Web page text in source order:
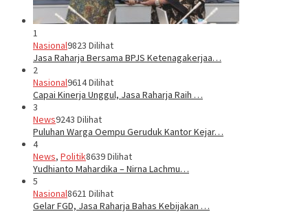
1
Nasional9823 Dilihat
Jasa Raharja Bersama BPJS Ketenagakerjaa…
2
Nasional9614 Dilihat
Capai Kinerja Unggul, Jasa Raharja Raih …
3
News9243 Dilihat
Puluhan Warga Oempu Geruduk Kantor Kejar…
4
News, Politik8639 Dilihat
Yudhianto Mahardika – Nirna Lachmu…
5
Nasional8621 Dilihat
Gelar FGD, Jasa Raharja Bahas Kebijakan …